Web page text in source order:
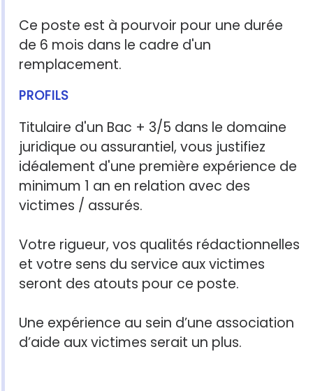
Ce poste est à pourvoir pour une durée
de 6 mois dans le cadre d'un
remplacement.
PROFILS
Titulaire d'un Bac + 3/5 dans le domaine
juridique ou assurantiel, vous justifiez
idéalement d'une première expérience de
minimum 1 an en relation avec des
victimes / assurés.
Votre rigueur, vos qualités rédactionnelles
et votre sens du service aux victimes
seront des atouts pour ce poste.
Une expérience au sein d’une association
d’aide aux victimes serait un plus.